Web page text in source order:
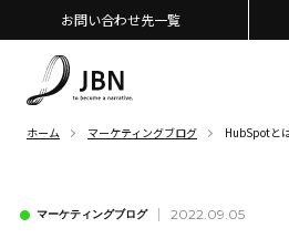
お問い合わせ先一覧
ホーム マーケティングブログ HubSpotと
マーケティングブログ 2022.09.05